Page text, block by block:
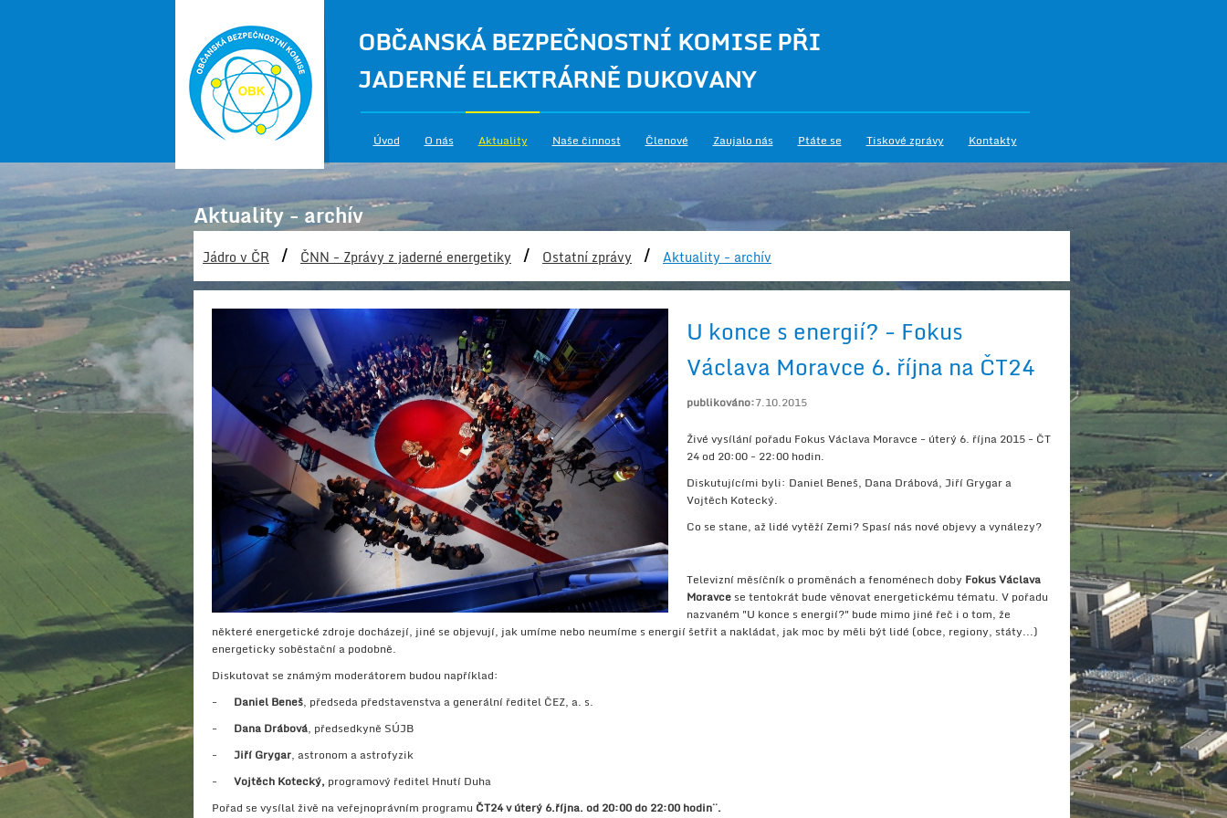
OBČANSKÁ BEZPEČNOSTNÍ KOMISE PŘI
JADERNÉ ELEKTRÁRNĚ DUKOVANY
Úvod O nás Aktuality Naše činnost Členové Zaujalo nás Ptáte se Tiskové zprávy Kontakty
Aktuality - archív
Jádro v ČR / ČNN - Zprávy z jaderné energetiky / Ostatní zprávy / Aktuality - archív
U konce s energií? - Fokus
Václava Moravce 6. října na ČT24
publikováno:7.10.2015
Živé vysílání pořadu Fokus Václava Moravce - úterý 6. října 2015 - ČT
24 od 20:00 - 22:00 hodin.
Diskutujícími byli: Daniel Beneš, Dana Drábová, Jiří Grygar a
Vojtěch Kotecký.
Co se stane, až lidé vytěží Zemi? Spasí nás nové objevy a vynálezy?
Televizní měsíčník o proměnách a fenoménech doby Fokus Václava
Moravce se tentokrát bude věnovat energetickému tématu. V pořadu
nazvaném "U konce s energií?" bude mimo jiné řeč i o tom, že
některé energetické zdroje docházejí, jiné se objevují, jak umíme nebo neumíme s energií šetřit a nakládat, jak moc by měli být lidé (obce, regiony, státy...)
energeticky soběstační a podobně.
Diskutovat se známým moderátorem budou například:
- Daniel Beneš, předseda představenstva a generální ředitel ČEZ, a. s.
- Dana Drábová, předsedkyně SÚJB
- Jiří Grygar, astronom a astrofyzik
- Vojtěch Kotecký, programový ředitel Hnutí Duha
Pořad se vysílal živě na veřejnoprávním programu ČT24 v úterý 6.října. od 20:00 do 22:00 hodin¨.